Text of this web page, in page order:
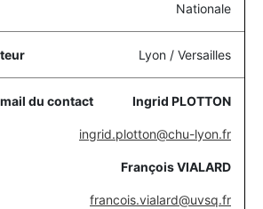
Nationale
Lyon / Versailles
Ingrid PLOTTON
ingrid.plotton@chu-lyon.fr
François VIALARD
francois.vialard@uvsq.fr